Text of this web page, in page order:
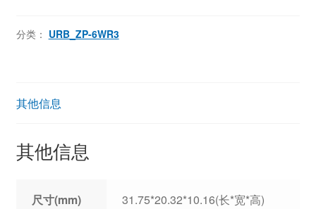
分类： URB_ZP-6WR3
其他信息
其他信息
尺寸(mm) 31.75*20.32*10.16(长*宽*高)